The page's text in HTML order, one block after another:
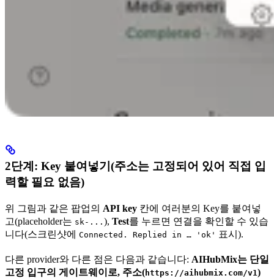
2단계: Key 붙여넣기(주소는 고정되어 있어 직접 입
력할 필요 없음)
위 그림과 같은 팝업의 API key 칸에 여러분의 Key를 붙여넣
고(placeholder는 sk-... ), Test를 누르면 연결을 확인할 수 있습
니다(스크린샷에 Connected. Replied in … 'ok' 표시).
다른 provider와 다른 점은 다음과 같습니다: AIHubMix는 단일
고정 입구의 게이트웨이로, 주소( https://aihubmix.com/v1)